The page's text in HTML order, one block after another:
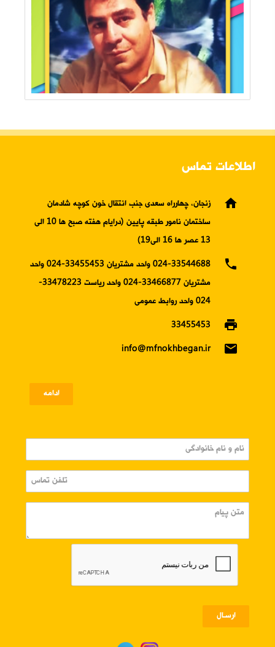
اطلاعات تماس
home
زنجان، چهارراه سعدی جنب انتقال خون کوچه شادمان
ساختمان نامور طبقه پایین (درایام هفته صبح ها 10 الی
13 عصر ها 16 الی19)
phone
024-33544688 واحد مشتریان 33455453-024 واحد
مشتریان 33466877-024 واحد ریاست 33478223-
024 واحد روابط عمومی
print
33455453
email
info@mfnokhbegan.ir
ادامه
ارسـال